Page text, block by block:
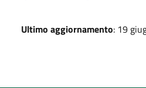
Ultimo aggiornamento: 19